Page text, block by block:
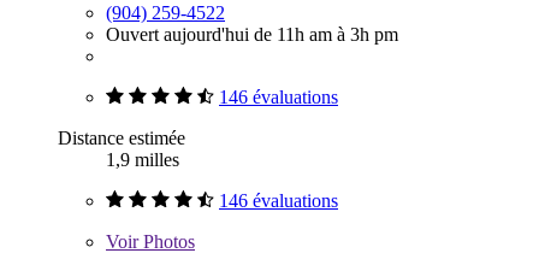
(904) 259-4522
Ouvert aujourd'hui de 11h am à 3h pm
146 évaluations
Distance estimée
1,9 milles
146 évaluations
VoirPhotos